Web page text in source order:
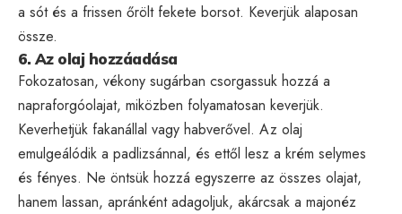
a sót és a frissen őrölt fekete borsot. Keverjük alaposan
össze.
6. Az olaj hozzáadása
Fokozatosan, vékony sugárban csorgassuk hozzá a
napraforgóolajat, miközben folyamatosan keverjük.
Keverhetjük fakanállal vagy habverővel. Az olaj
emulgeálódik a padlizsánnal, és ettől lesz a krém selymes
és fényes. Ne öntsük hozzá egyszerre az összes olajat,
hanem lassan, apránként adagoljuk, akárcsak a majonéz